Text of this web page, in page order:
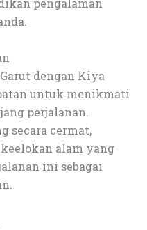
pengalaman
dengan Kiya
untuk menikmati
perjalanan.
secara cermat,
alam yang
ini sebagai